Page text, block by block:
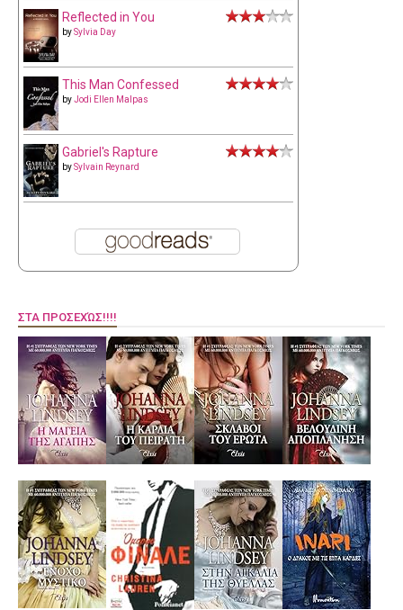
Reflected in You
bySylvia Day
This Man Confessed
byJodi Ellen Malpas
Gabriel's Rapture
bySylvain Reynard
ΣΤΑ ΠΡΟΣΕΧΏΣ!!!!